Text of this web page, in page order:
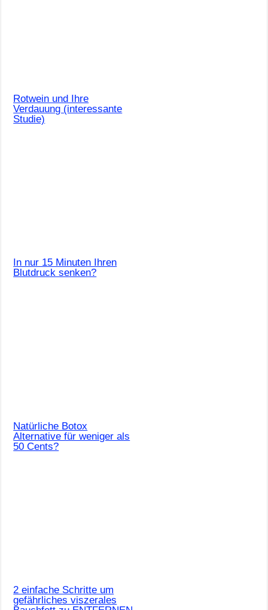
Rotwein und Ihre
Verdauung (interessante
Studie)
In nur 15 Minuten Ihren
Blutdruck senken?
Natürliche Botox
Alternative für weniger als
50 Cents?
2 einfache Schritte um
gefährliches viszerales